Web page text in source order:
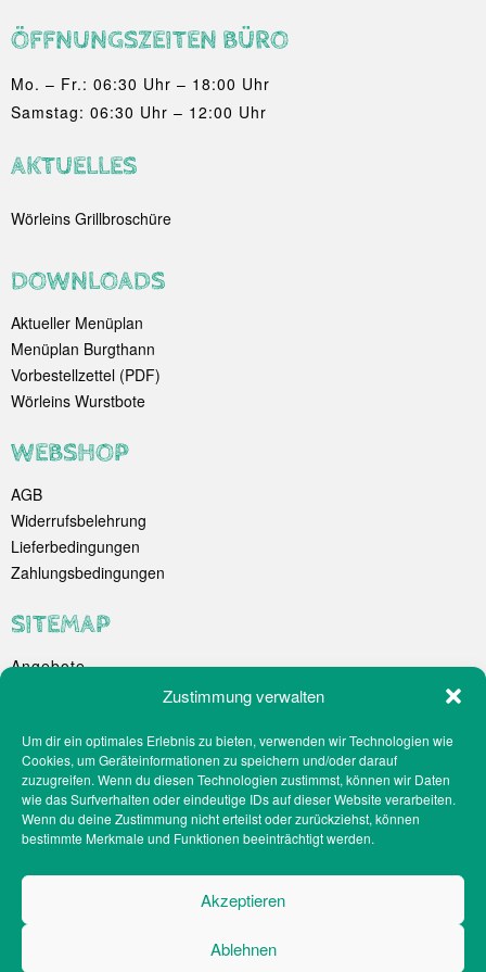
Zustimmung verwalten
Um dir ein optimales Erlebnis zu bieten, verwenden wir Technologien wie
Cookies, um Geräteinformationen zu speichern und/oder darauf
zuzugreifen. Wenn du diesen Technologien zustimmst, können wir Daten
wie das Surfverhalten oder eindeutige IDs auf dieser Website verarbeiten.
Wenn du deine Zustimmung nicht erteilst oder zurückziehst, können
bestimmte Merkmale und Funktionen beeinträchtigt werden.
Akzeptieren
Ablehnen
ÖFFNUNGSZEITEN BÜRO
Mo. – Fr.: 06:30 Uhr – 18:00 Uhr
Samstag: 06:30 Uhr – 12:00 Uhr
AKTUELLES
Wörleins Grillbroschüre
DOWNLOADS
Aktueller Menüplan
Menüplan Burgthann
Vorbestellzettel (PDF)
Wörleins Wurstbote
WEBSHOP
AGB
Widerrufsbelehrung
Lieferbedingungen
Zahlungsbedingungen
SITEMAP
Angebote
Catering
Webshop
Filialen
Kontakt
Teilnahmebedingungen Gewinnspiel
Impressum
Social-Media-Datenschutz